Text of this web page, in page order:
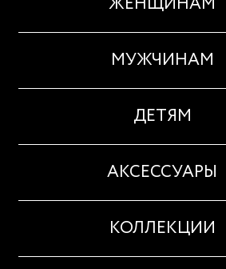
ЖЕНЩИНАМ
МУЖЧИНАМ
ДЕТЯМ
АКСЕССУАРЫ
КОЛЛЕКЦИИ